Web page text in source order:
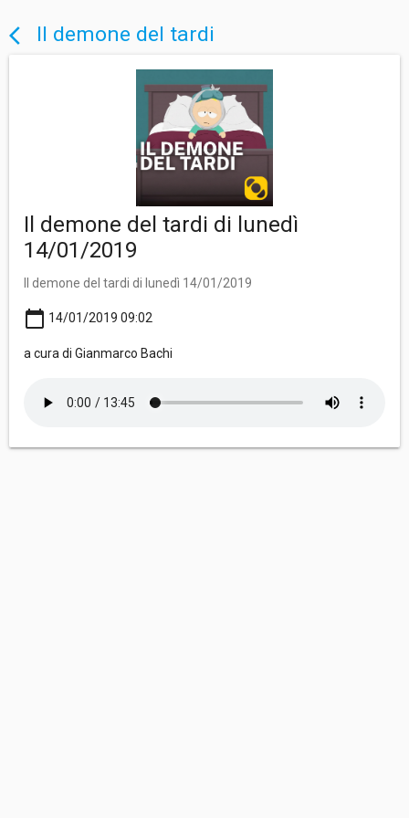
arrow_back_ios Il demone del tardi
Il demone del tardi di lunedì
14/01/2019
Il demone del tardi di lunedì 14/01/2019
calendar_today 14/01/2019 09:02
a cura di Gianmarco Bachi